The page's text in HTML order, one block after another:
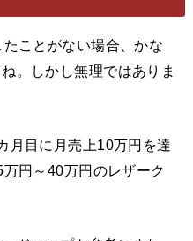
ことがない場合、かな
。しかし無理ではありま
月目に月売上10万円を達
円～40万円のレザーク